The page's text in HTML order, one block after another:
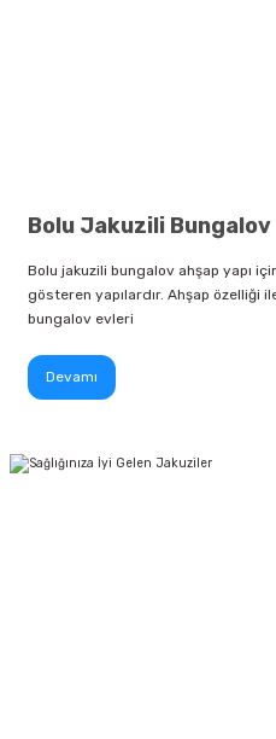
Bolu Jakuzili Bungalov
Bolu jakuzili bungalov ahşap yapı
gösteren yapılardır. Ahşap özelliği
bungalov evleri
Devamı